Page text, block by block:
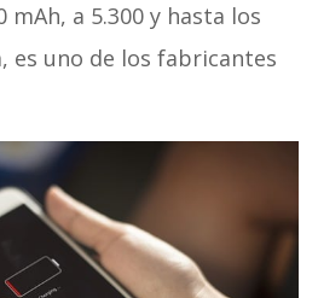
mAh, a 5.300 y hasta los
es uno de los fabricantes